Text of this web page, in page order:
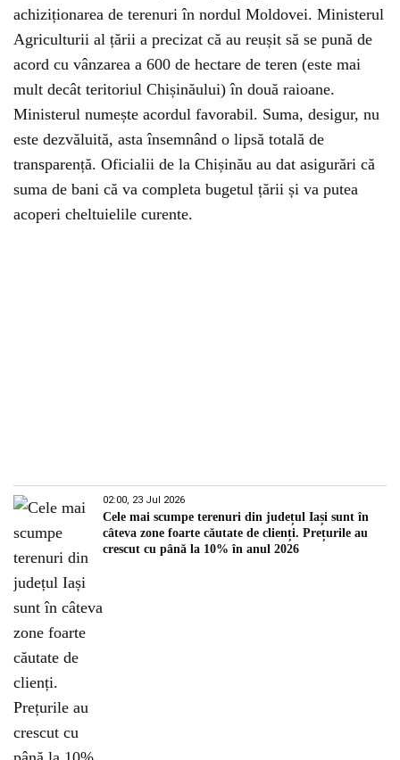
achiziționarea de terenuri în nordul Moldovei. Ministerul
Agriculturii al țării a precizat că au reușit să se pună de
acord cu vânzarea a 600 de hectare de teren (este mai
mult decât teritoriul Chișinăului) în două raioane.
Ministerul numește acordul favorabil. Suma, desigur, nu
este dezvăluită, asta însemnând o lipsă totală de
transparență. Oficialii de la Chișinău au dat asigurări că
suma de bani că va completa bugetul țării și va putea
acoperi cheltuielile curente.
02:00, 23 Jul 2026
Cele mai scumpe terenuri din județul Iași sunt în
câteva zone foarte căutate de clienți. Prețurile au
crescut cu până la 10% în anul 2026